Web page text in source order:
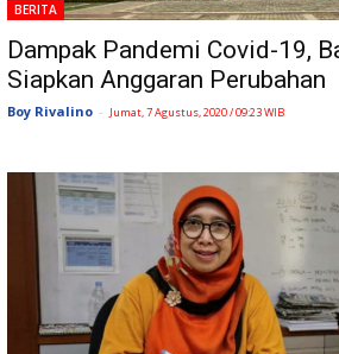
BERITA
Dampak Pandemi Covid-19,
Siapkan Anggaran Perubahan
Boy Rivalino - Jumat, 7 Agustus, 2020 / 09:23 WIB